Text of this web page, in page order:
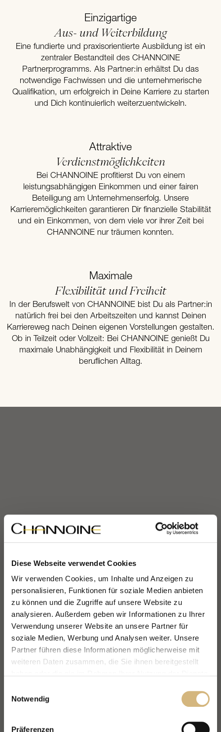
Diese Webseite verwendet Cookies
Wir verwenden Cookies, um Inhalte und Anzeigen zu
personalisieren, Funktionen für soziale Medien anbieten
zu können und die Zugriffe auf unsere Website zu
analysieren. Außerdem geben wir Informationen zu Ihrer
Verwendung unserer Website an unsere Partner für
soziale Medien, Werbung und Analysen weiter. Unsere
Partner führen diese Informationen möglicherweise mit
weiteren Daten zusammen, die Sie ihnen bereitgestellt
und im
mehr darüber, wer wir sind, wie Sie uns
Notwendig
Präferenzen
Einzigartige
Aus- und Weiterbildung
Eine fundierte und praxisorientierte Ausbildung ist ein
zentraler Bestandteil des CHANNOINE
Partnerprogramms. Als Partner:in erhältst Du das
notwendige Fachwissen und die unternehmerische
Qualifikation, um erfolgreich in Deine Karriere zu starten
und Dich kontinuierlich weiterzuentwickeln.
Attraktive
Verdienstmöglichkeiten
Bei CHANNOINE profitierst Du von einem
leistungsabhängigen Einkommen und einer fairen
Beteiligung am Unternehmenserfolg. Unsere
Karrieremöglichkeiten garantieren Dir finanzielle Stabilität
und ein Einkommen, von dem viele vor ihrer Zeit bei
CHANNOINE nur träumen konnten.
Maximale
Flexibilität und Freiheit
In der Berufswelt von CHANNOINE bist Du als Partner:in
natürlich frei bei den Arbeitszeiten und kannst Deinen
Karriereweg nach Deinen eigenen Vorstellungen gestalten.
Ob in Teilzeit oder Vollzeit: Bei CHANNOINE genießt Du
maximale Unabhängigkeit und Flexibilität in Deinem
beruflichen Alltag.